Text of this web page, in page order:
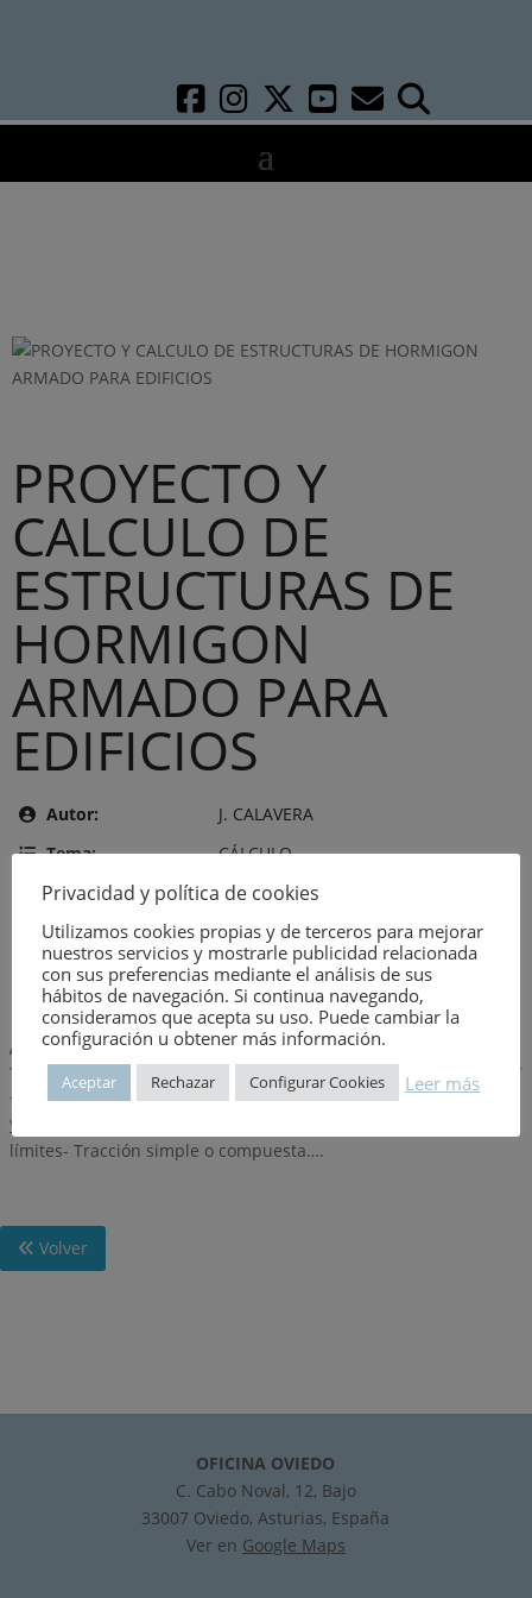
PROYECTO Y
CALCULO DE
ESTRUCTURAS DE
HORMIGON
ARMADO PARA
EDIFICIOS
Autor:
J. CALAVERA
Tema:
CÁLCULO
Editor:
INTEMAC
Año de publicación: 7 de agosto de 1984
Número:
638
Descripción:
-Planteamiento estructural del edificio- Definición de esfuerzos
y enlaces- Coeficientes elásticos….- Método de los estados
límites- Tracción simple o compuesta….
Volver
OFICINA OVIEDO
C. Cabo Noval, 12, Bajo
33007 Oviedo, Asturias, España
Ver en Google Maps
Privacidad y política de cookies
Utilizamos cookies propias y de terceros para mejorar
nuestros servicios y mostrarle publicidad relacionada
con sus preferencias mediante el análisis de sus
hábitos de navegación. Si continua navegando,
consideramos que acepta su uso. Puede cambiar la
configuración u obtener más información.
Aceptar Rechazar Configurar Cookies Leer más